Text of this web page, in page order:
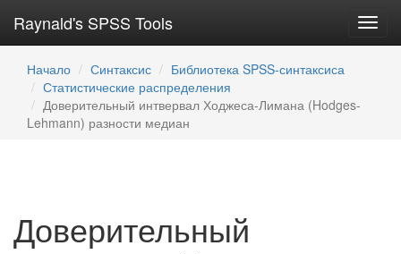
Raynald's SPSS Tools
Начало Синтаксис
Библиотека SPSS-синтаксиса
Статистические распределения
Доверительный интвервал Ходжеса-Лимана (Hodges-
Lehmann) разности медиан
Доверительный